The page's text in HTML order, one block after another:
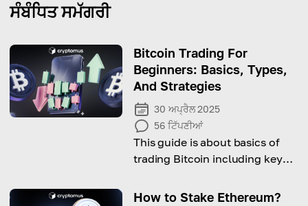
ਸੰਬੰਧਿਤ ਸਮੱਗਰੀ
Bitcoin Trading For
Beginners: Basics, Types,
And Strategies
30 ਅਪ੍ਰੈਲ 2025
56 ਟਿੱਪਣੀਆਂ
This guide is about basics of
trading Bitcoin including key
reading to get more!
How to Stake Ethereum?